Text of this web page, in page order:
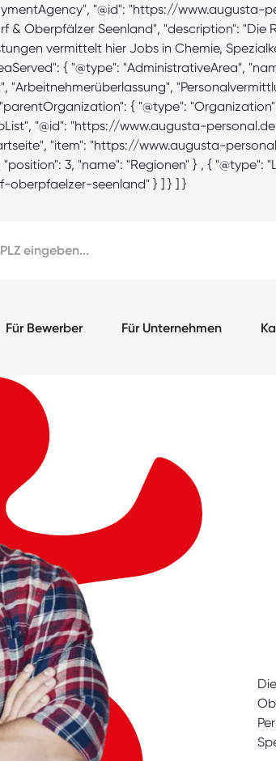
"@id": "https://
& Oberpfälzer Seenland", "description":
vermittelt hier Jobs in Chemie,
{ "@type": "AdministrativeArea",
{ "@type":
"@id": "https://www.augusta-
"item": "https://www.augusta-
3, "name": "Regionen" } , { "@type":
seenland" } ] } ] }
Für Bewerber Für Unternehmen